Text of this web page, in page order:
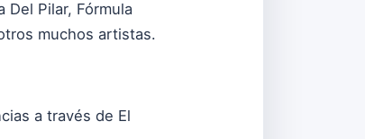
Del Pilar, Fórmula
muchos artistas.
a través de El